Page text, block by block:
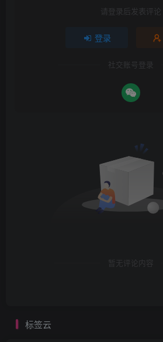
请登录后发表评论
登录
社交账号登录
暂无评论内容
标签云